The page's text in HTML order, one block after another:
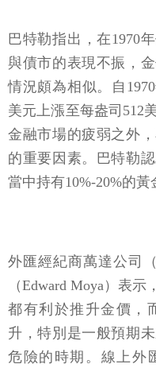
巴特勒指出，在1970
與債市的表現不振，
情況頗為相似。自
美元上漲至每盎司512
金融市場的疲弱之外
的重要因素。巴特勒
當中持有10%-20%的黃
外匯經紀商萬達公司
（Edward Moya）表
都有利於推升金價，
升，特別是一般預期
危險的時期。線上外